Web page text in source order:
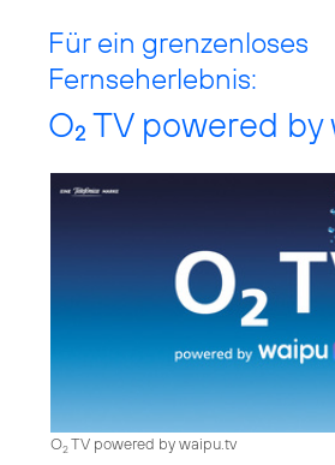
Für ein grenzenloses
Fernseherlebnis:
O2 TV powered by
O2TV powered by waipu.tv